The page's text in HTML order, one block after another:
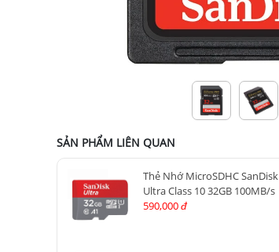
SẢN PHẨM LIÊN QUAN
Thẻ Nhớ MicroSDHC SanDisk
Ultra Class 10 32GB 100MB/s
590,000 đ